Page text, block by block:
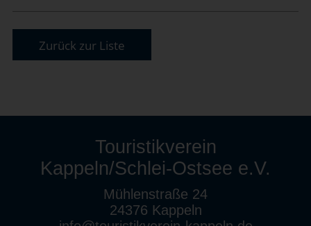
Zurück zur Liste
Touristikverein
Kappeln/Schlei-Ostsee e.V.
Mühlenstraße 24
24376 Kappeln